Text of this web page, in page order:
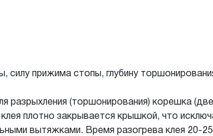
прижима стопы, глубину
разрыхления (торшонирования) корешка
плотно закрывается крышкой, что
вытяжками. Время разогрева клея 20-25